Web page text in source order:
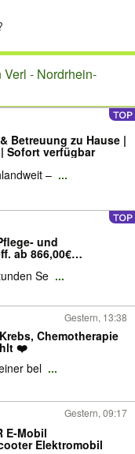
- Nordrhein-
Betreuung zu Hause |
Sofort verfügbar
– ...
und
ab 866,00€
Se ...
Gestern, 13:38
Chemotherapie
❤️
bel ...
Gestern, 09:17
E-Mobil
Elektromobil